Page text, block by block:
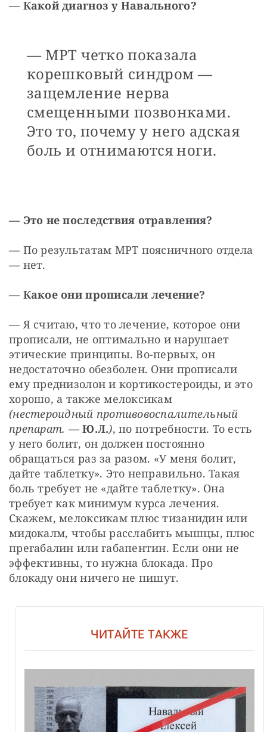
— Какой диагноз у Навального?
— МРТ четко показала
корешковый синдром —
защемление нерва
смещенными позвонками.
Это то, почему у него адская
боль и отнимаются ноги.
— Это не последствия отравления?
— По результатам МРТ поясничного отдела
— нет.
— Какое они прописали лечение?
— Я считаю, что то лечение, которое они
прописали, не оптимально и нарушает
этические принципы. Во-первых, он
недостаточно обезболен. Они прописали
ему преднизолон и кортикостероиды, и это
(нестероидный противовоспалительный
препарат. — Ю.Л.), по потребности. То есть
у него болит, он должен постоянно
обращаться раз за разом. «У меня болит,
дайте таблетку». Это неправильно. Такая
боль требует не «дайте таблетку». Она
требует как минимум курса лечения.
Скажем, мелоксикам плюс тизанидин или
мидокалм, чтобы расслабить мышцы, плюс
прегабалин или габапентин. Если они не
эффективны, то нужна блокада. Про
блокаду они ничего не пишут.
ЧИТАЙТЕ ТАКЖЕ